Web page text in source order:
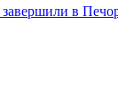
в